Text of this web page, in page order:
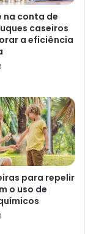
o
em dia é
reflete no seu
é que elas
cadeiras.
parede, e poupa
muitos
na conta de
caseiros
a eficiência
para repelir
o uso de